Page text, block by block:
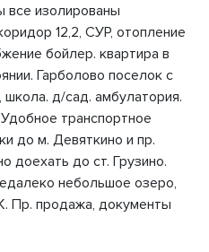
все изолированы
12,2, СУР, отопление
бойлер. квартира в
Гарболово поселок с
д/сад. амбулатория.
транспортное
до м. Девяткино и пр.
доехать до ст. Грузино.
небольшое озеро,
Пр. продажа, документы